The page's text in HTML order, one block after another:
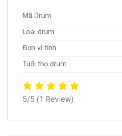
Mã Drum
Loại drum
Đơn vị tính
Tuổi thọ drum
5/5 (1 Review)